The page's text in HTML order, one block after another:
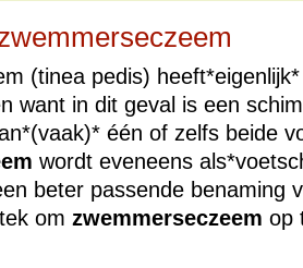
(tinea pedis)
want in dit geval is een
één of zelfs beide
wordt eveneens
beter passende benaming
om zwemmerseczeem op